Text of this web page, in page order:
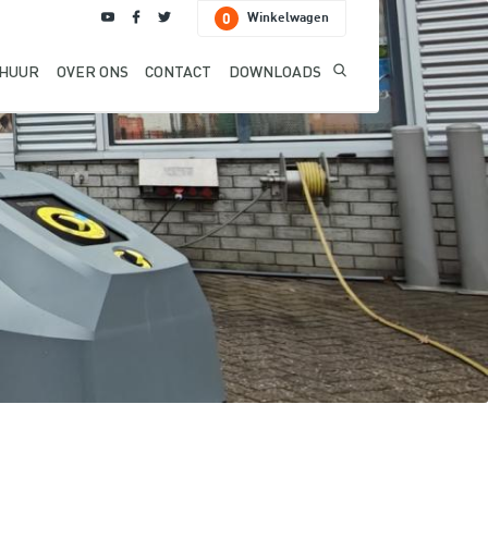
OVER ONS CONTACT DOWNLOADS
0 Winkelwagen